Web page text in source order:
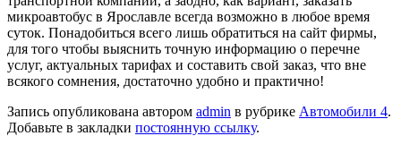
микроавтобус в Ярославле всегда возможно в любое время
суток. Понадобиться всего лишь обратиться на сайт фирмы,
для того чтобы выяснить точную информацию о перечне
услуг, актуальных тарифах и составить свой заказ, что вне
всякого сомнения, достаточно удобно и практично!
Запись опубликована автором admin в рубрике Автомобили 4.
Добавьте в закладки постоянную ссылку.